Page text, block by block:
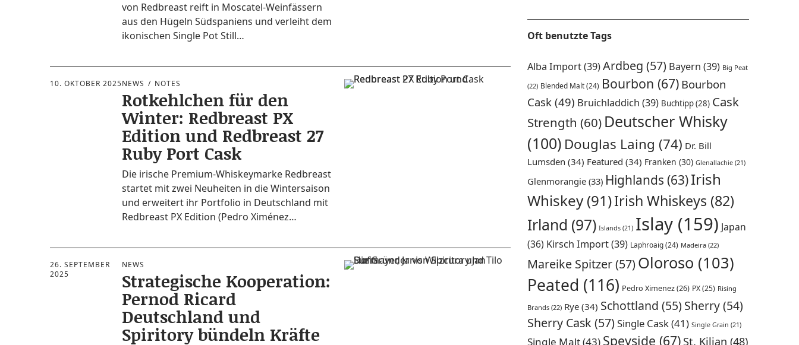
von Red­bre­ast reift in Mos­­ca­­tel-Wein­­fäs­­sern
aus den Hügeln Süd­spa­ni­ens und ver­leiht dem
iko­ni­schen Sin­gle Pot Still…
10. OKTOBER 2025NEWS NOTES
Rotkehlchen für den
Winter: Redbreast PX
Edition und Redbreast 27
Ruby Port Cask
Die iri­sche Pre­­mi­um-Whis­key­­­mar­ke Red­bre­ast
star­tet mit zwei Neu­hei­ten in die Win­ter­sai­son
und erwei­tert ihr Port­fo­lio in Deutsch­land mit
Red­bre­ast PX Edi­ti­on (Pedro Ximénez…
26. SEPTEMBER
2025
NEWS
Strategische Kooperation:
Pernod Ricard
Deutschland und
Spiritory bündeln Kräfte
Oft benutzte Tags
Alba Import(39)Ardbeg (57) Bayern (39) Big Peat
(22) Blended Malt(24) Bourbon (67) Bourbon
Cask(49) Bruichladdich (39) Buchtipp(28) Cask
Strength (60) Deutscher Whisky
(100) Douglas Laing (74) Dr. Bill
Lumsden (34) Featured (34) Franken (30) Glenallachie(21)
Glenmorangie(33) Highlands (63)Irish
Whiskey(91)Irish Whiskeys (82)
Irland (97) Islands(21) Islay(159) Japan
(36) Kirsch Import(39) Laphroaig(24) Madeira(22)
Mareike Spitzer(57)Oloroso (103)
Peated (116) Pedro Ximenez(26) PX(25) Rising
Brands(22) Rye(34) Schottland (55) Sherry(54)
Sherry Cask (57)Single Cask(41) Single Grain (21)
Single Malt(43) Speyside (67) St. Kilian (48)